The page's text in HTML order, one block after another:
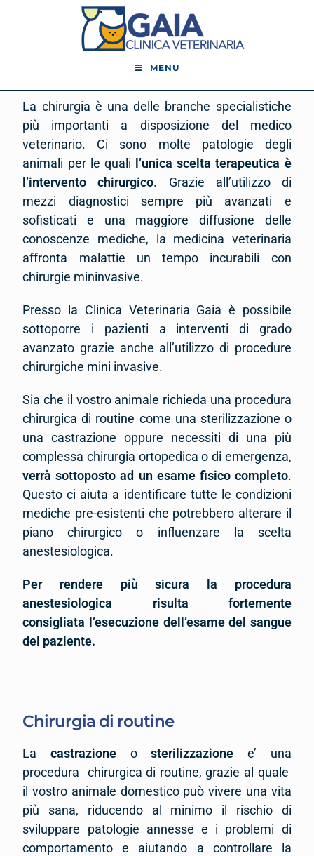
MENU
La chirurgia è una delle branche specialistiche
più importanti a disposizione del medico
veterinario. Ci sono molte patologie degli
animali per le quali l’unica scelta terapeutica è
l’intervento chirurgico. Grazie all’utilizzo di
mezzi diagnostici sempre più avanzati e
sofisticati e una maggiore diffusione delle
conoscenze mediche, la medicina veterinaria
affronta malattie un tempo incurabili con
chirurgie mininvasive.
Presso la Clinica Veterinaria Gaia è possibile
sottoporre i pazienti a interventi di grado
avanzato grazie anche all’utilizzo di procedure
chirurgiche mini invasive.
Sia che il vostro animale richieda una procedura
chirurgica di routine come una sterilizzazione o
una castrazione oppure necessiti di una più
complessa chirurgia ortopedica o di emergenza,
verrà sottoposto ad un esame fisico completo.
Questo ci aiuta a identificare tutte le condizioni
mediche pre-esistenti che potrebbero alterare il
piano chirurgico o influenzare la scelta
anestesiologica.
Per rendere più sicura la procedura
anestesiologica risulta fortemente
consigliata l’esecuzione dell’esame del sangue
del paziente.
Chirurgia di routine
Lacastrazione osterilizzazione e’ una
procedura chirurgica di routine, grazie al quale
il vostro animale domestico può vivere una vita
più sana, riducendo al minimo il rischio di
sviluppare patologie annesse e i problemi di
comportamento e aiutando a controllare la